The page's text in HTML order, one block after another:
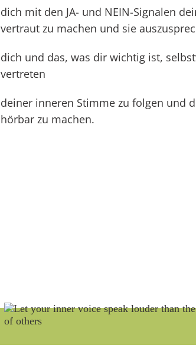
dich mit den JA- und NEIN-Signalen
vertraut zu machen und sie
dich und das, was dir wichtig ist,
vertreten
deiner inneren Stimme zu folgen und
hörbar zu machen.